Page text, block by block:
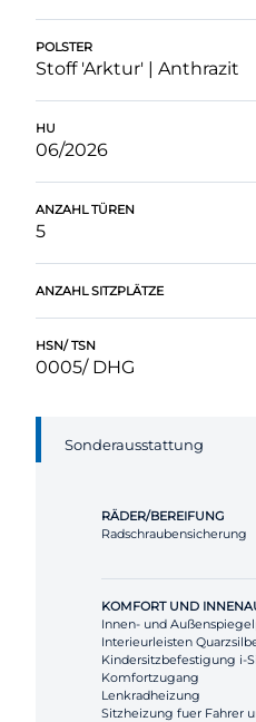
POLSTER
Stoff 'Arktur' | Anthrazit
HU
06/2026
ANZAHL TÜREN
5
ANZAHL SITZPLÄTZE
HSN/ TSN
0005/ DHG
Sonderausstattung
RÄDER/BEREIFUNG
Radschraubensicherung
KOMFORT UND
Innen- und
Interieurleisten
Kindersitzbefestigung i-
Komfortzugang
Lenkradheizung
Sitzheizung fuer Fahrer